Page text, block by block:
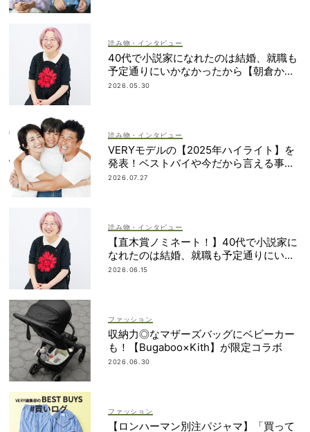
読み物・インタビュー
40代で小説家になれたのは結婚、就職も
予定通りにいかなかったから【朝倉かす
みさん】
2026.05.30
読み物・インタビュー
VERYモデルの【2025年ハイライト】を
発表！ベストバイや今だから言える事件
簿も大公開
2026.07.27
読み物・インタビュー
【直木賞ノミネート！】40代で小説家に
なれたのは結婚、就職も予定通りにいか
なかったから｜朝倉かすみさん
2026.06.15
ファッション
収納力◎なマザーズバッグにベビーカー
も！【Bugaboo×Kith】が限定コラボ
2026.06.30
ファッション
【ロンハーマン別注パジャマ】「買って